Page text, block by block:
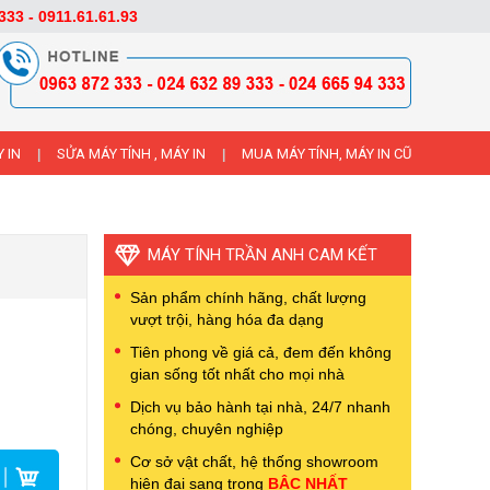
IN SỬA MÁY TÍNH , MÁY IN MUA MÁY TÍNH, MÁY IN CŨ
MÁY TÍNH TRẦN ANH CAM KẾT
Sản phẩm chính hãng, chất lượng
vượt trội, hàng hóa đa dạng
Tiên phong về giá cả, đem đến không
gian sống tốt nhất cho mọi nhà
Dịch vụ bảo hành tại nhà, 24/7 nhanh
chóng, chuyên nghiệp
Cơ sở vật chất, hệ thống showroom
hiện đại sang trọng BẬC NHẤT
- 0911.61.61.93